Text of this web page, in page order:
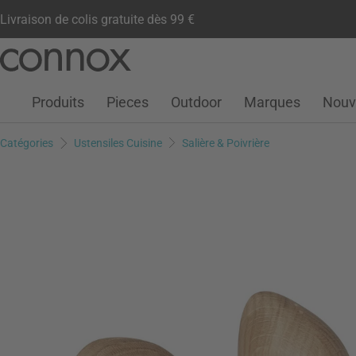
Livraison de colis gratuite dès 99 €
contenu
Compte clientListe de souhaits
Warenkorb
Produits Pieces Outdoor Marques
Catégories Ustensiles Cuisine Salière & Poivrière